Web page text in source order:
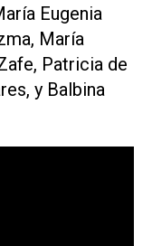
Eugenia
María
Patricia de
y Balbina